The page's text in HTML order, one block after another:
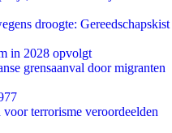
droogte: Gereedschapskist
in 2028 opvolgt
grensaanval door migranten
terrorisme veroordeelden